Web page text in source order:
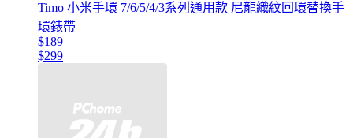
Timo 小米手環 7/6/5/4/3系列通用款 尼龍織紋回環替換手
環錶帶
$189
$299